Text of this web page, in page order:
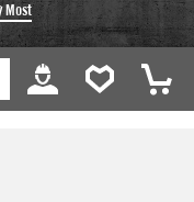
Most